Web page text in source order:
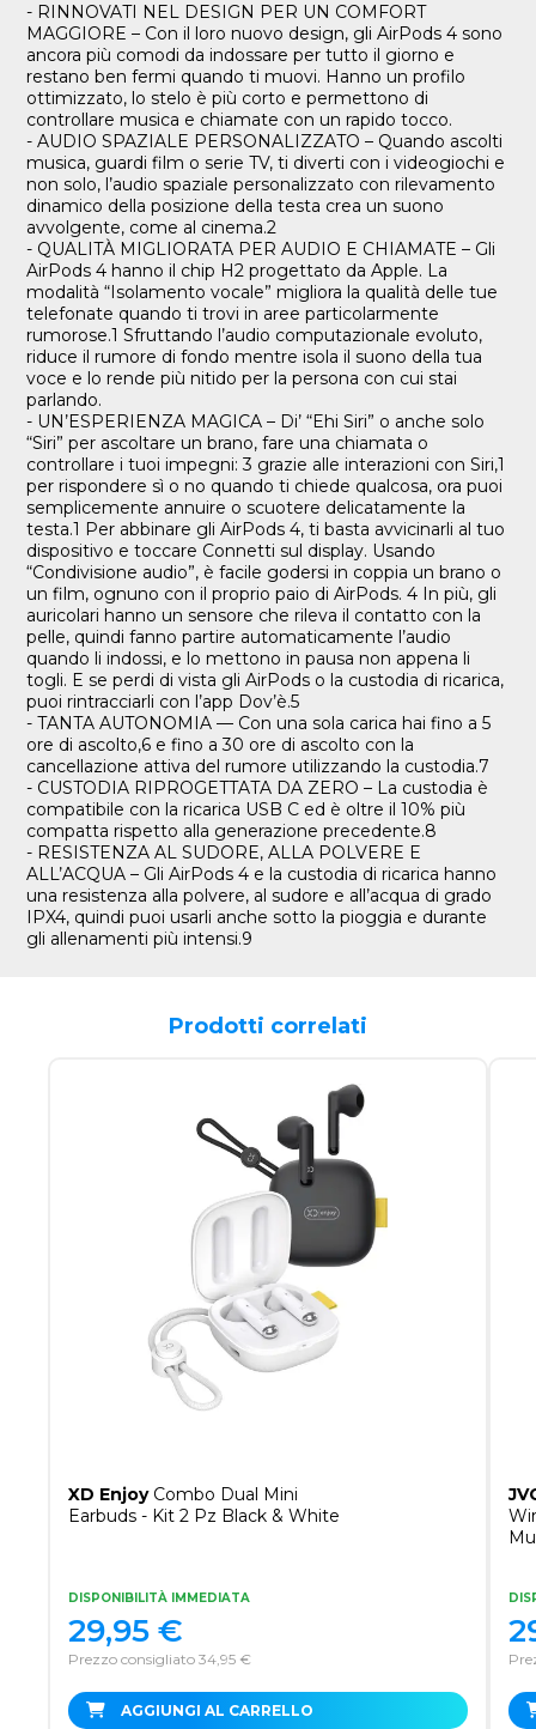
- RINNOVATI NEL DESIGN PER UN COMFORT
MAGGIORE – Con il loro nuovo design, gli AirPods 4 sono
ancora più comodi da indossare per tutto il giorno e
restano ben fermi quando ti muovi. Hanno un profilo
ottimizzato, lo stelo è più corto e permettono di
controllare musica e chiamate con un rapido tocco.
- AUDIO SPAZIALE PERSONALIZZATO – Quando ascolti
musica, guardi film o serie TV, ti diverti con i videogiochi e
non solo, l’audio spaziale personalizzato con rilevamento
dinamico della posizione della testa crea un suono
avvolgente, come al cinema.2
- QUALITÀ MIGLIORATA PER AUDIO E CHIAMATE – Gli
AirPods 4 hanno il chip H2 progettato da Apple. La
modalità “Isolamento vocale” migliora la qualità delle tue
telefonate quando ti trovi in aree particolarmente
rumorose.1 Sfruttando l’audio computazionale evoluto,
riduce il rumore di fondo mentre isola il suono della tua
voce e lo rende più nitido per la persona con cui stai
parlando.
- UN’ESPERIENZA MAGICA – Di’ “Ehi Siri” o anche solo
“Siri” per ascoltare un brano, fare una chiamata o
controllare i tuoi impegni: 3 grazie alle interazioni con Siri,1
per rispondere sì o no quando ti chiede qualcosa, ora puoi
semplicemente annuire o scuotere delicatamente la
testa.1 Per abbinare gli AirPods 4, ti basta avvicinarli al tuo
dispositivo e toccare Connetti sul display. Usando
“Condivisione audio”, è facile godersi in coppia un brano o
un film, ognuno con il proprio paio di AirPods. 4 In più, gli
auricolari hanno un sensore che rileva il contatto con la
pelle, quindi fanno partire automaticamente l’audio
quando li indossi, e lo mettono in pausa non appena li
togli. E se perdi di vista gli AirPods o la custodia di ricarica,
puoi rintracciarli con l’app Dov’è.5
- TANTA AUTONOMIA — Con una sola carica hai fino a 5
ore di ascolto,6 e fino a 30 ore di ascolto con la
cancellazione attiva del rumore utilizzando la custodia.7
- CUSTODIA RIPROGETTATA DA ZERO – La custodia è
compatibile con la ricarica USB C ed è oltre il 10% più
compatta rispetto alla generazione precedente.8
- RESISTENZA AL SUDORE, ALLA POLVERE E
ALL’ACQUA – Gli AirPods 4 e la custodia di ricarica hanno
una resistenza alla polvere, al sudore e all’acqua di grado
IPX4, quindi puoi usarli anche sotto la pioggia e durante
gli allenamenti più intensi.9
Prodotti correlati
XD EnjoyCombo Dual Mini
Earbuds - Kit 2 Pz Black & White
DISPONIBILITÀ IMMEDIATA
Prezzo consigliato 34,95 €
29,95 €
AGGIUNGI AL CARRELLO